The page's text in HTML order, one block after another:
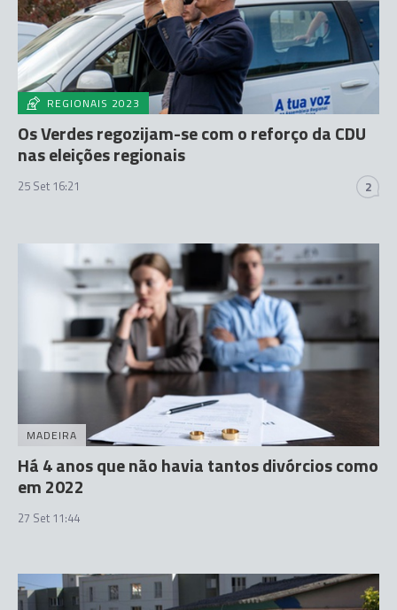
REGIONAIS 2023
Os Verdes regozijam-se com o reforço da CDU
nas eleições regionais
25 Set 16:21 2
MADEIRA
Há 4 anos que não havia tantos divórcios como
em 2022
27 Set 11:44